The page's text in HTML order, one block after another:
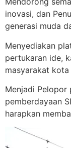
inovasi, dan
generasi muda
Menyediakan
pertukaran ide,
masyarakat kota
Menjadi Pelopor
pemberdayaan
harapkan